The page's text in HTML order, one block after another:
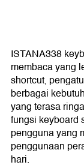
ISTANA338
membaca yang
shortcut,
berbagai
yang terasa
fungsi keyboard
pengguna yang
penggunaan
hari.